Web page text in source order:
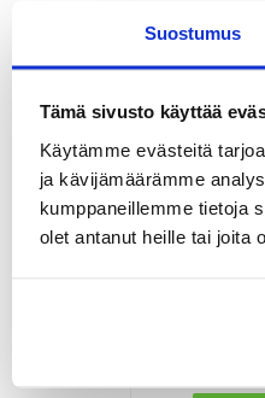
Suostumus
Tämä sivusto käyttää
Käytämme evästeitä
ja kävijämäärämme
kumppaneillemme tietoja
olet antanut heille tai joita
Samsung
LCD-